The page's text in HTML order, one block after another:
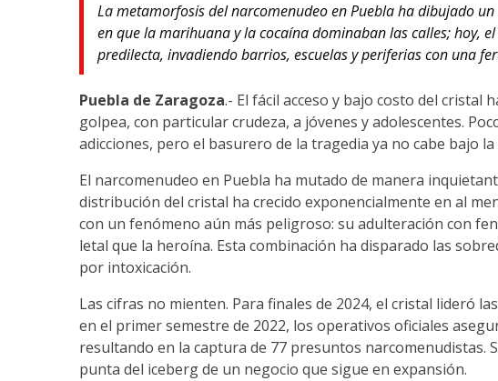
La metamorfosis del narcomenudeo en Puebla ha dibujado
en que la marihuana y la cocaína dominaban las calles; hoy,
predilecta, invadiendo barrios, escuelas y periferias con una
Puebla de Zaragoza.- El fácil acceso y bajo costo del cristal
golpea, con particular crudeza, a jóvenes y adolescentes.
adicciones, pero el basurero de la tragedia ya no cabe bajo
El narcomenudeo en Puebla ha mutado de manera
distribución del cristal ha crecido exponencialmente en al
con un fenómeno aún más peligroso: su adulteración con
letal que la heroína. Esta combinación ha disparado las
por intoxicación.
Las cifras no mienten. Para finales de 2024, el cristal lideró
en el primer semestre de 2022, los operativos oficiales
resultando en la captura de 77 presuntos narcomenudistas.
punta del iceberg de un negocio que sigue en expansión.